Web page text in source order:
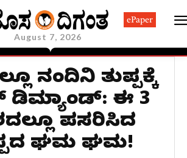
August 7, 2026
ePaper
ನಂದಿನಿ ತುಪ್ಪಕ್ಕೆ
ಈ 3
ಪಸರಿಸಿದ
ಘಮ ಘಮ!